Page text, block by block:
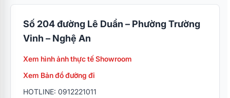
Số 204 đường Lê Duẩn – Phường Trường
Vinh – Nghệ An
Xem hình ảnh thực tế Showroom
Xem Bản đồ đường đi
HOTLINE: 0912221011